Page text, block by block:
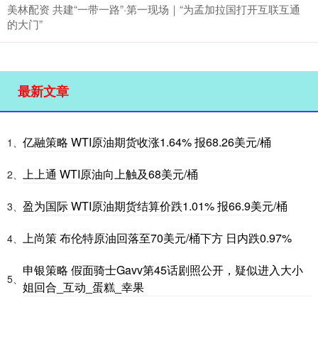
美林配资 共建“一带一路”·第一现场｜“为孟加拉国打开互联互通
的大门”
最新文章
1、 亿融策略 WTI原油期货收涨1.64% 报68.26美元/桶
2、 上上通 WTI原油向上触及68美元/桶
3、 盈为国际 WTI原油期货结算价跌1.01% 报66.9美元/桶
4、 上尚策 布伦特原油回落至70美元/桶下方 日内跌0.97%
5、
申银策略 假面骑士Gavv第45话剧照公开，疑似进入大小
姐回合_互动_蛋糕_幸果